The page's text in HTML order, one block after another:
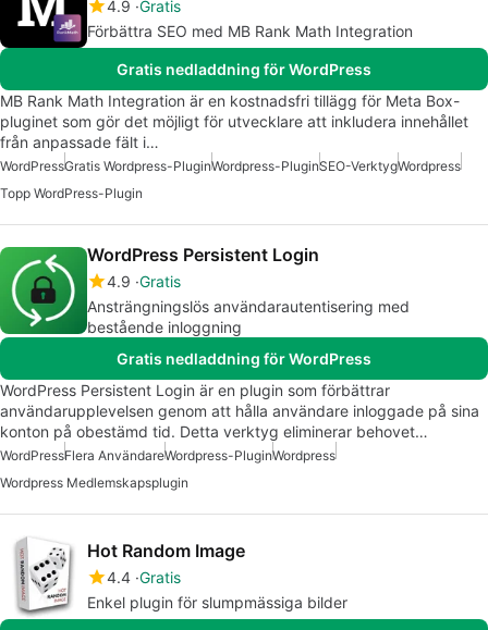
4.9 Gratis
Förbättra SEO med MB Rank Math Integration
Gratis nedladdning för WordPress
MB Rank Math Integration är en kostnadsfri tillägg för Meta Box-
pluginet som gör det möjligt för utvecklare att inkludera innehållet
från anpassade fält i…
WordPressGratis Wordpress-PluginWordpress-PluginSEO-VerktygWordpress
Topp WordPress-Plugin
WordPress Persistent Login
4.9 Gratis
Ansträngningslös användarautentisering med
bestående inloggning
Gratis nedladdning för WordPress
WordPress Persistent Login är en plugin som förbättrar
användarupplevelsen genom att hålla användare inloggade på sina
konton på obestämd tid. Detta verktyg eliminerar behovet…
WordPressFlera AnvändareWordpress-PluginWordpress
Wordpress Medlemskapsplugin
Hot Random Image
4.4 Gratis
Enkel plugin för slumpmässiga bilder